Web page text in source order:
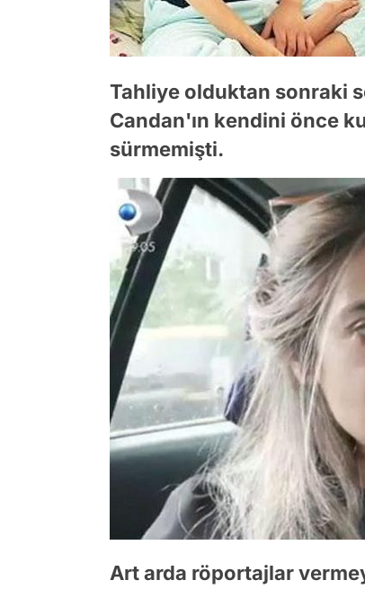
Tahliye olduktan sonraki
Candan'ın kendini önce
sürmemişti.
Art arda röportajlar